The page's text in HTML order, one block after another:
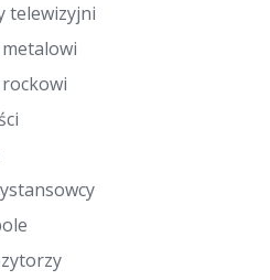
telewizyjni